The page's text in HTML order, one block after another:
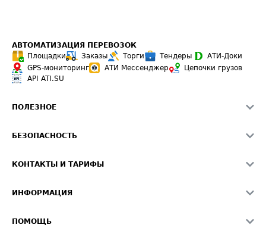
АВТОМАТИЗАЦИЯ ПЕРЕВОЗОК
Площадки
Заказы Торги Тендеры
АТИ-Доки
GPS-мониторинг
АТИ Мессенджер
Цепочки грузов
API ATI.SU
ПОЛЕЗНОЕ
Звезды ATI.SU на вашем сайте
Средние ставки
БЕЗОПАСНОСТЬ
Светофор+
О формировании Паспорта
КОНТАКТЫ И ТАРИФЫ
Реклама на сайте
ИНФОРМАЦИЯ
ПОМОЩЬ